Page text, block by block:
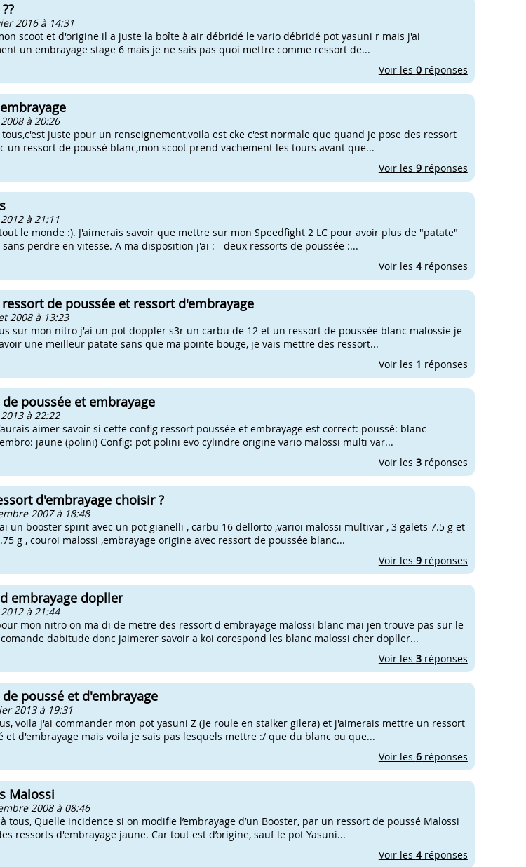
2016 à 14:31
scoot et d'origine il a juste la boîte à air débridé le vario débridé pot yasuni r mais j'ai
un embrayage stage 6 mais je ne sais pas quoi mettre comme ressort de...
Voir les 0réponses
à 20:26
juste pour un renseignement,voila est cke c'est normale que quand je pose des ressort
un ressort de poussé blanc,mon scoot prend vachement les tours avant que...
Voir les 9réponses
à 21:11
le monde :). J'aimerais savoir que mettre sur mon Speedfight 2 LC pour avoir plus de "patate"
perdre en vitesse. A ma disposition j'ai : - deux ressorts de poussée :...
Voir les 4réponses
de poussée et ressort d'embrayage
2008 à 13:23
sur mon nitro j'ai un pot doppler s3r un carbu de 12 et un ressort de poussée blanc malossie je
une meilleur patate sans que ma pointe bouge, je vais mettre des ressort...
Voir les 1 réponses
de poussée et embrayage
à 22:22
aimer savoir si cette config ressort poussée et embrayage est correct: poussé: blanc
jaune (polini) Config: pot polini evo cylindre origine vario malossi multi var...
Voir les 3réponses
d'embrayage choisir ?
2007 à 18:48
un booster spirit avec un pot gianelli , carbu 16 dellorto ,varioi malossi multivar , 3 galets 7.5 g et
g , couroi malossi ,embrayage origine avec ressort de poussée blanc...
Voir les 9réponses
embrayage dopller
à 21:44
mon nitro on ma di de metre des ressort d embrayage malossi blanc mai jen trouve pas sur le
dabitude donc jaimerer savoir a koi corespond les blanc malossi cher dopller...
Voir les 3réponses
de poussé et d'embrayage
2013 à 19:31
voila j'ai commander mon pot yasuni Z (Je roule en stalker gilera) et j'aimerais mettre un ressort
et d'embrayage mais voila je sais pas lesquels mettre :/ que du blanc ou que...
Voir les 6réponses
Malossi
2008 à 08:46
tous, Quelle incidence si on modifie l’embrayage d’un Booster, par un ressort de poussé Malossi
ressorts d'embrayage jaune. Car tout est d’origine, sauf le pot Yasuni...
Voir les 4réponses